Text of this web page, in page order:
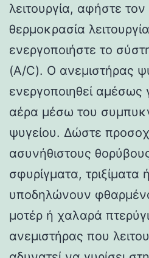
λειτουργία, αφήστε
θερμοκρασία
ενεργοποιήστε το
(A/C). Ο ανεμιστήρας
ενεργοποιηθεί αμέσως
αέρα μέσω του
ψυγείου. Δώστε
ασυνήθιστους
σφυρίγματα,
υποδηλώνουν
μοτέρ ή χαλαρά
ανεμιστήρας που